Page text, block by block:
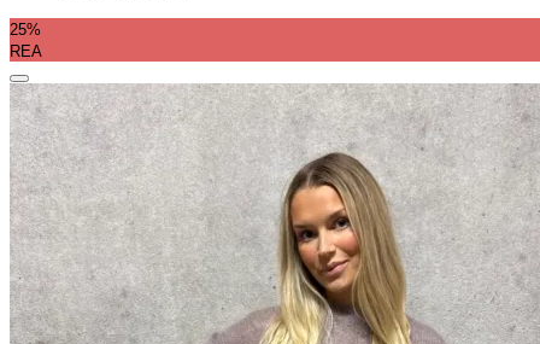
25%
REA